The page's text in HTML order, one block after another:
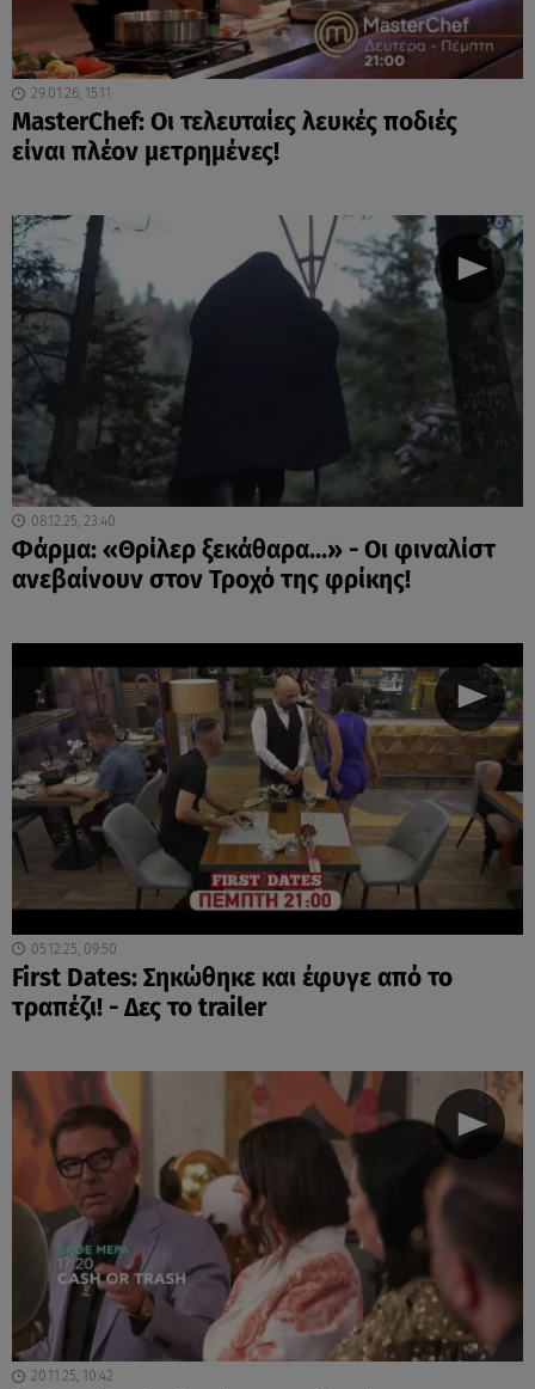
29.01.26, 15:11
MasterChef: Οι τελευταίες λευκές ποδιές
είναι πλέον μετρημένες!
08.12.25, 23:40
Φάρμα: «Θρίλερ ξεκάθαρα...» - Οι φιναλίστ
ανεβαίνουν στον Τροχό της φρίκης!
05.12.25, 09:50
First Dates: Σηκώθηκε και έφυγε από το
τραπέζι! - Δες το trailer
20.11.25, 10:42